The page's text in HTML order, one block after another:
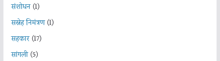
संशोधन(1)
सस्नेह निमंत्रण(1)
सहकार(17)
सांगली(5)